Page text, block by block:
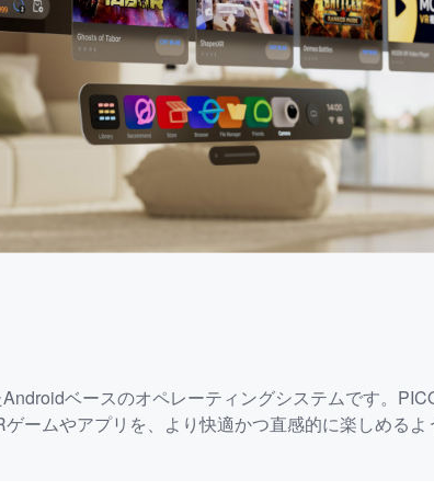
ベースのオペレーティングシステムです。
ームやアプリを、より快適かつ直感的に楽しめるよ